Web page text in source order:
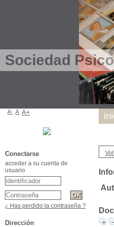
Sociedad
A- A A+
Conectarse
acceder a su cuenta de
usuario
¿ Has perdido la contraseña ?
Dirección